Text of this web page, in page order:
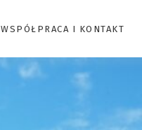
WSPÓŁPRACA I KONTAKT